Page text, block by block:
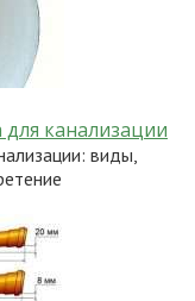
канализации
виды,